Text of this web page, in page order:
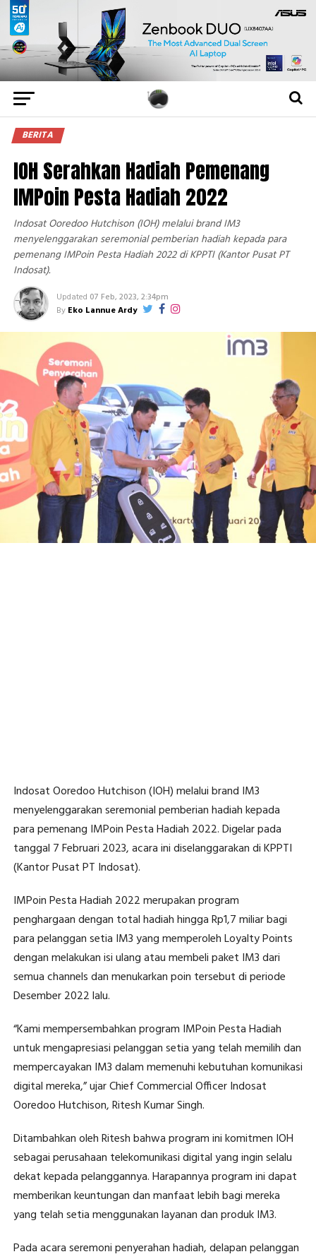
BERITA
IOH Serahkan Hadiah Pemenang
IMPoin Pesta Hadiah 2022
Indosat Ooredoo Hutchison (IOH) melalui brand IM3
menyelenggarakan seremonial pemberian hadiah kepada para
pemenang IMPoin Pesta Hadiah 2022 di KPPTI (Kantor Pusat PT
Indosat).
Updated 07 Feb, 2023, 2:34pm
By Eko Lannue Ardy
Indosat Ooredoo Hutchison (IOH) melalui brand IM3
menyelenggarakan seremonial pemberian hadiah kepada
para pemenang IMPoin Pesta Hadiah 2022. Digelar pada
tanggal 7 Februari 2023, acara ini diselanggarakan di KPPTI
(Kantor Pusat PT Indosat).
IMPoin Pesta Hadiah 2022 merupakan program
penghargaan dengan total hadiah hingga Rp1,7 miliar bagi
para pelanggan setia IM3 yang memperoleh Loyalty Points
dengan melakukan isi ulang atau membeli paket IM3 dari
semua channels dan menukarkan poin tersebut di periode
Desember 2022 lalu.
“Kami mempersembahkan program IMPoin Pesta Hadiah
untuk mengapresiasi pelanggan setia yang telah memilih dan
mempercayakan IM3 dalam memenuhi kebutuhan komunikasi
digital mereka,” ujar Chief Commercial Officer Indosat
Ooredoo Hutchison, Ritesh Kumar Singh.
Ditambahkan oleh Ritesh bahwa program ini komitmen IOH
sebagai perusahaan telekomunikasi digital yang ingin selalu
dekat kepada pelanggannya. Harapannya program ini dapat
memberikan keuntungan dan manfaat lebih bagi mereka
yang telah setia menggunakan layanan dan produk IM3.
Pada acara seremoni penyerahan hadiah, delapan pelanggan